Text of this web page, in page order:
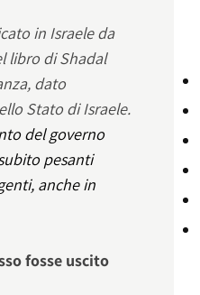
in Israele da
libro di Shadal
dato
Stato di Israele.
del governo
pesanti
anche in
fosse uscito